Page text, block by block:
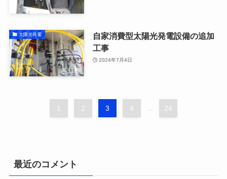
太陽光発電
自家消費型太陽光発電設備の追加
工事
2024年7月4日
1 2 3 4 24
最近のコメント